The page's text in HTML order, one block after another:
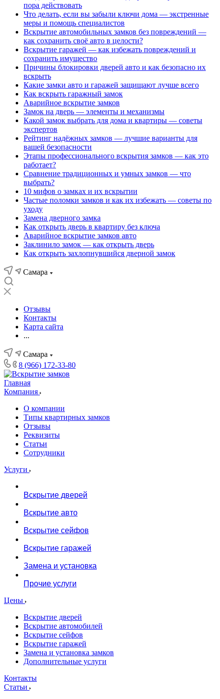
пора действовать
Что делать, если вы забыли ключи дома — экстренные
меры и помощь специалистов
Вскрытие автомобильных замков без повреждений —
как сохранить своё авто в целости?
Вскрытие гаражей — как избежать повреждений и
сохранить имущество
Причины блокировки дверей авто и как безопасно их
вскрыть
Какие замки авто и гаражей защищают лучше всего
Как вскрыть гаражный замок
Аварийное вскрытие замков
Замок на дверь — элементы и механизмы
Какой замок выбрать для дома и квартиры — советы
экспертов
Рейтинг надёжных замков — лучшие варианты для
вашей безопасности
Этапы профессионального вскрытия замков — как это
работает?
Сравнение традиционных и умных замков — что
выбрать?
10 мифов о замках и их вскрытии
Частые поломки замков и как их избежать — советы по
уходу
Замена дверного замка
Как открыть дверь в квартиру без ключа
Аварийное вскрытие замков авто
Заклинило замок — как открыть дверь
Как открыть захлопнувшийся дверной замок
Самара
Отзывы
Контакты
Карта сайта
...
Самара
8 (966) 172-33-80
Главная
Компания
О компании
Типы квартирных замков
Отзывы
Реквизиты
Статьи
Сотрудники
Услуги
Вскрытие дверей
Вскрытие авто
Вскрытие сейфов
Вскрытие гаражей
Замена и установка
Прочие услуги
Цены
Вскрытие дверей
Вскрытие автомобилей
Вскрытие сейфов
Вскрытие гаражей
Замена и установка замков
Дополнительные услуги
Контакты
Статьи